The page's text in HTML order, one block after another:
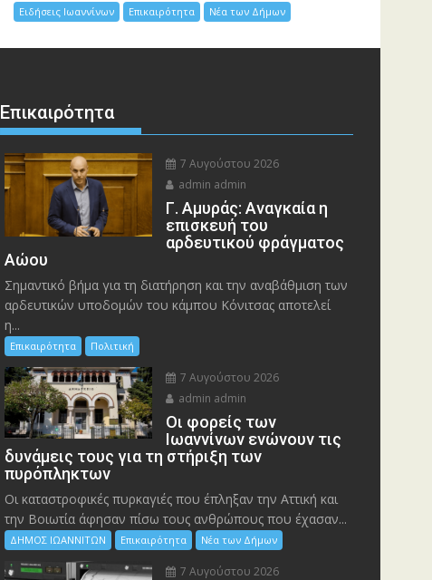
Ειδήσεις Ιωαννίνων Επικαιρότητα Νέα των Δήμων
Επικαιρότητα
7 Αυγούστου 2026
admin admin
Γ. Αμυράς: Αναγκαία η
επισκευή του
αρδευτικού φράγματος
Αώου
Σημαντικό βήμα για τη διατήρηση και την αναβάθμιση των
αρδευτικών υποδομών του κάμπου Κόνιτσας αποτελεί
η...
Επικαιρότητα Πολιτική
7 Αυγούστου 2026
admin admin
Οι φορείς των
Ιωαννίνων ενώνουν τις
δυνάμεις τους για τη στήριξη των
πυρόπληκτων
Οι καταστροφικές πυρκαγιές που έπληξαν την Αττική και
την Bοιωτία άφησαν πίσω τους ανθρώπους που έχασαν...
ΔΗΜΟΣ ΙΩΑΝΝΙΤΩΝ Επικαιρότητα Νέα των Δήμων
7 Αυγούστου 2026